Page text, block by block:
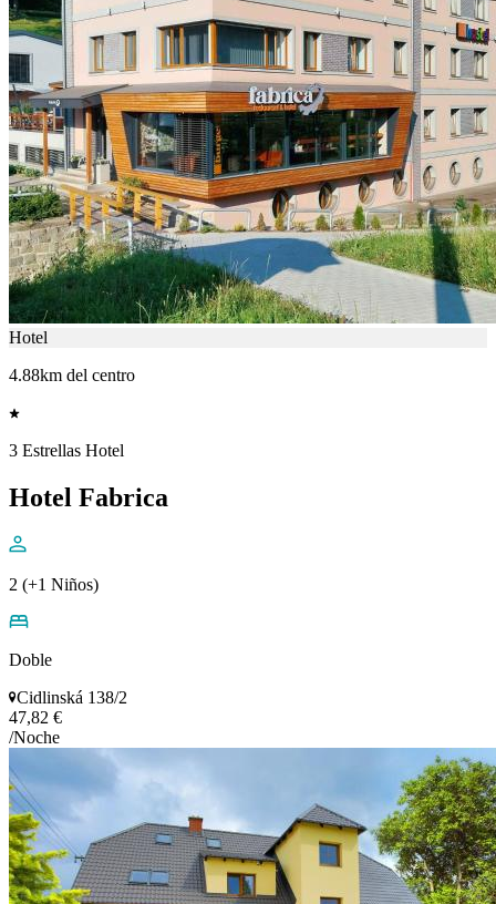
Hotel
4.88km del centro
3 Estrellas Hotel
Hotel Fabrica
2 (+1 Niños)
Doble
Cidlinská 138/2
47,82 €
/Noche